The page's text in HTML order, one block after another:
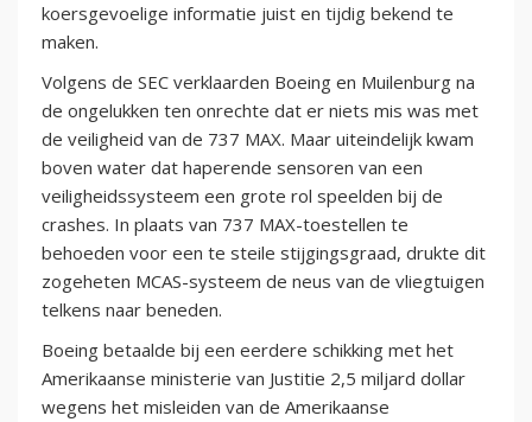
koersgevoelige informatie juist en tijdig bekend te
maken.
Volgens de SEC verklaarden Boeing en Muilenburg na
de ongelukken ten onrechte dat er niets mis was met
de veiligheid van de 737 MAX. Maar uiteindelijk kwam
boven water dat haperende sensoren van een
veiligheidssysteem een grote rol speelden bij de
crashes. In plaats van 737 MAX-toestellen te
behoeden voor een te steile stijgingsgraad, drukte dit
zogeheten MCAS-systeem de neus van de vliegtuigen
telkens naar beneden.
Boeing betaalde bij een eerdere schikking met het
Amerikaanse ministerie van Justitie 2,5 miljard dollar
wegens het misleiden van de Amerikaanse